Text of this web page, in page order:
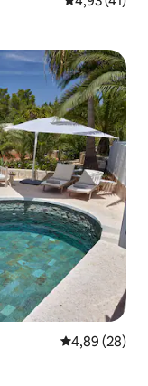
Priemerné
4,89 (28)